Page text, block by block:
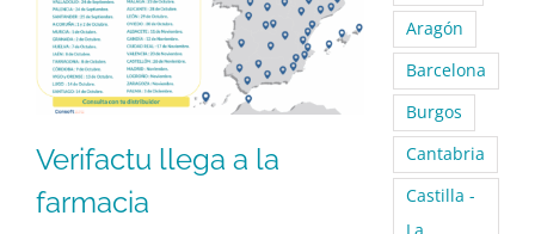
Verifactu llega a la
farmacia
Aragón
Barcelona
Burgos
Cantabria
Castilla -